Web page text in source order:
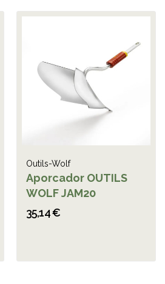
Outils-Wolf
Aporcador OUTILS
WOLF JAM20
35,14 €